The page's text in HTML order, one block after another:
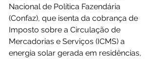
Nacional de Política Fazendária
(Confaz), que isenta da cobrança de
Imposto sobre a Circulação de
Mercadorias e Serviços (ICMS) a
energia solar gerada em residências,